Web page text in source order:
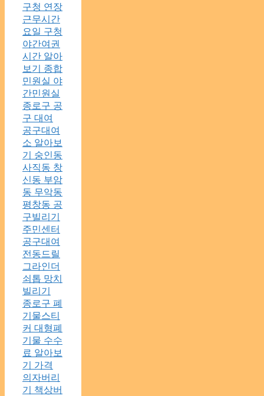
구청 연장
근무시간
요일 구청
야간여권
시간 알아
보기 종합
민원실 야
간민원실
종로구 공
구 대여
공구대여
소 알아보
기 숭인동
사직동 창
신동 부암
동 무악동
평창동 공
구빌리기
주민센터
공구대여
전동드릴
그라인더
쇠톱 망치
빌리기
종로구 폐
기물스티
커 대형폐
기물 수수
료 알아보
기 가격
의자버리
기 책상버